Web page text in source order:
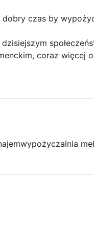
czas by
coraz więcej
wypożyczalnia